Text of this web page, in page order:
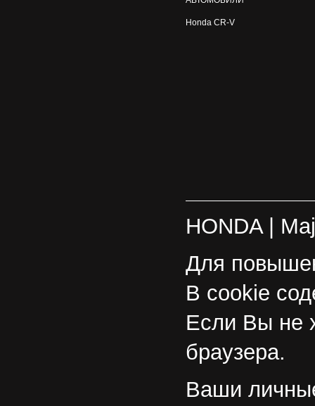
Honda CR-V
HONDA|
Для
В cookie
Если Вы не
браузера.
Ваши